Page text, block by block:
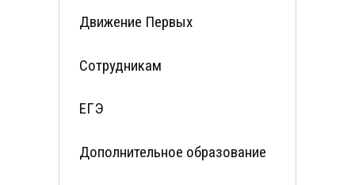
Движение Первых
Сотрудникам
ЕГЭ
Дополнительное образование